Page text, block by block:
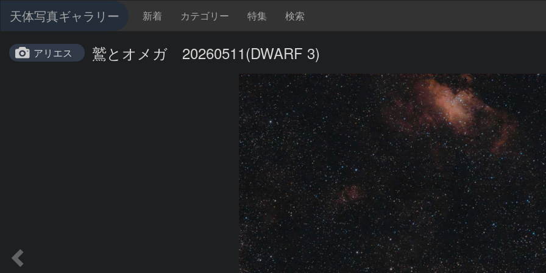
天体写真ギャラリー 新着 カテゴリー 特集 検索
アリエス 鷲とオメガ 20260511(DWARF 3)